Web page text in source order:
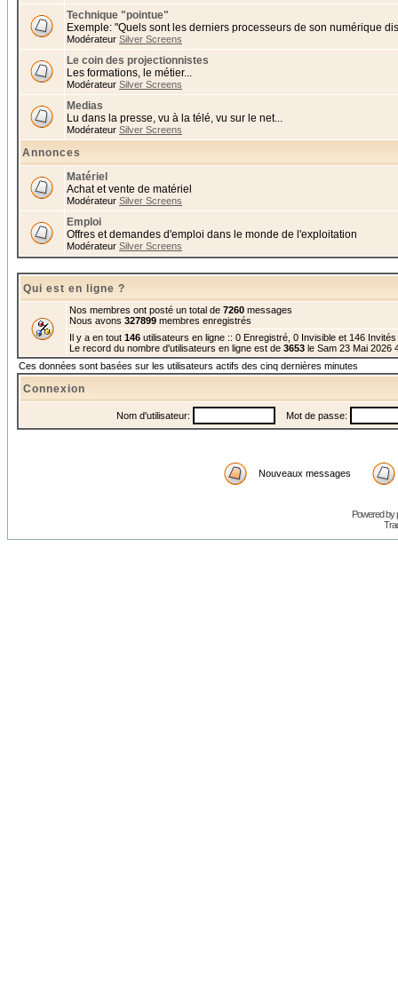
Technique "pointue"
Exemple: "Quels sont les derniers processeurs de son numérique
Modérateur Silver Screens
Le coin des projectionnistes
Les formations, le métier...
Modérateur Silver Screens
Medias
Lu dans la presse, vu à la télé, vu sur le net...
Modérateur Silver Screens
Annonces
Matériel
Achat et vente de matériel
Modérateur Silver Screens
Emploi
Offres et demandes d'emploi dans le monde de l'exploitation
Modérateur Silver Screens
Qui est en ligne ?
Nos membres ont posté un total de 7260 messages
Nous avons 327899 membres enregistrés
Il y a en tout 146 utilisateurs en ligne :: 0 Enregistré, 0 Invisible et 146
Le record du nombre d'utilisateurs en ligne est de 3653 le Sam 23 Mai 2026
Ces données sont basées sur les utilisateurs actifs des cinq dernières minutes
Connexion
Nom d'utilisateur: Mot de passe:
Nouveaux messages
Powered by